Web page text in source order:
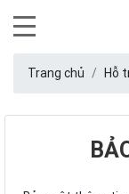
Trang chủ Hỗ